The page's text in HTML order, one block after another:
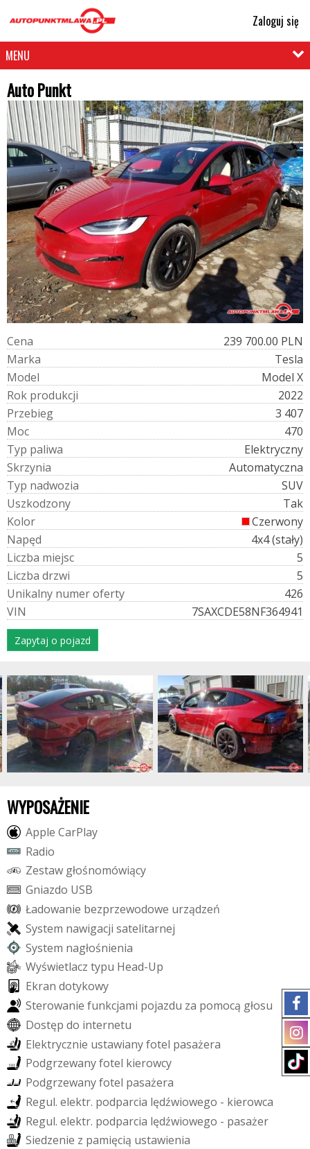
Zaloguj się
MENU
Auto Punkt
Cena
239 700.00 PLN
Marka
Tesla
Model
Model X
Rok produkcji
2022
Przebieg
3 407
Moc
470
Typ paliwa
Elektryczny
Skrzynia
Automatyczna
Typ nadwozia
SUV
Uszkodzony
Tak
Kolor
Czerwony
Napęd
4x4 (stały)
Liczba miejsc
5
Liczba drzwi
5
Unikalny numeroferty
426
VIN 7SAXCDE58NF364941
Zapytaj o pojazd
WYPOSAŻENIE
Apple CarPlay
Radio
Zestaw głośnomówiący
Gniazdo USB
Ładowanie bezprzewodowe urządzeń
System nawigacji satelitarnej
System nagłośnienia
Wyświetlacz typu Head-Up
Ekran dotykowy
Sterowanie funkcjami pojazdu za pomocą głosu
Dostęp do internetu
Elektrycznie ustawianyfotel pasażera
Podgrzewanyfotel kierowcy
Podgrzewanyfotel pasażera
Regul. elektr. podparcia lędźwiowego - kierowca
Regul. elektr. podparcia lędźwiowego - pasażer
Siedzenie z pamięcią ustawienia